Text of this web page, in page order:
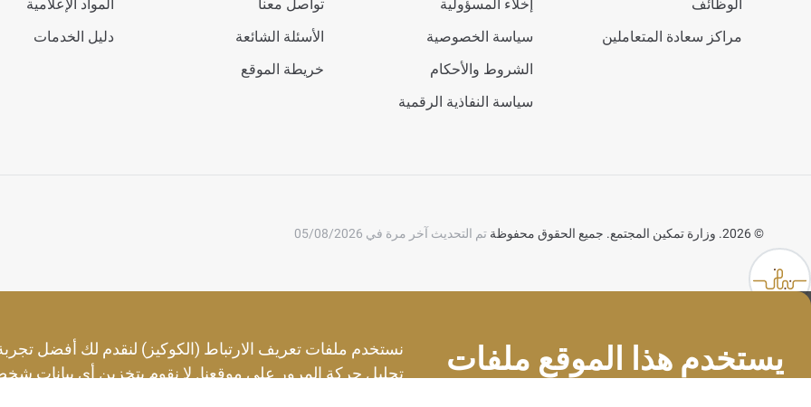
المساعدة
الوظائف
مراكز سعادة المتعاملين
إخلاء المسؤولية
سياسة الخصوصية
الشروط والأحكام
سياسة النفاذية الرقمية
تواصل معنا
الأسئلة الشائعة
خريطة الموقع
المواد الإعلامية
دليل الخدمات
©2026. وزارة تمكين المجتمع. جميع الحقوق محفوظة تم التحديث آخر مرة في 05/08/2026
يستخدم هذا الموقع ملفات
نستخدم ملفات تعريف الارتباط (الكوكيز) لنقدم لك أفضل
تحليل حركة المرور على موقعنا. لا نقوم بتخزين أي بيانات